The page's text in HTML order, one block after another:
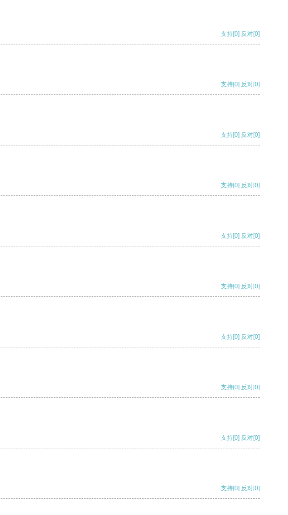
支持[0] 反对[0]
支持[0] 反对[0]
支持[0] 反对[0]
支持[0] 反对[0]
支持[0] 反对[0]
支持[0] 反对[0]
支持[0] 反对[0]
支持[0] 反对[0]
支持[0] 反对[0]
支持[0] 反对[0]